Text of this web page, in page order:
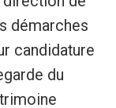
démarches
candidature
du